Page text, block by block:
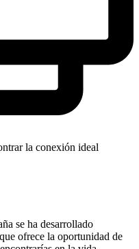
se ha desarrollado
ofrece la oportunidad de